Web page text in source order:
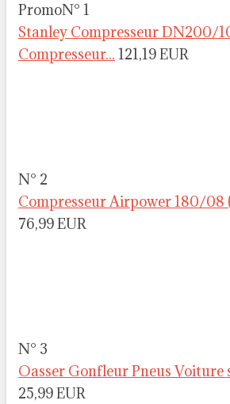
PromoN° 1
Stanley Compresseur DN200/
Compresseur... 121,19 EUR
N° 2
Compresseur Airpower 180/08
76,99 EUR
N° 3
Oasser Gonfleur Pneus Voiture
25,99 EUR